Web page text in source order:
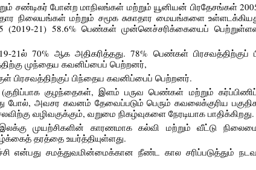
சண்டிகர் போன்ற மாநிலங்கள் மற்றும் யூனியன் பிரதேசங்கள்
நிலையங்கள் மற்றும் சமூக சுகாதார மையங்களை
5 (2019-21) 58.6% பெண்கள் முன்னெச்சரிக்கையைப்
21ல் 70% ஆக அதிகரித்தது. 78% பெண்கள் பிரசவத்திற்குப்
முந்தைய கவனிப்பைப் பெற்றனர்,
பிரசவத்திற்குப் பிந்தைய கவனிப்பைப் பெற்றனர்.
குழந்தைகள், இளம் பருவ பெண்கள் மற்றும்
போல், அவசர கவனம் தேவைப்படும் பெரும் கவலைக்குரிய
வழிவகுக்கும், வறுமை நிகழ்வுகளை நேரடியாக பாதிக்கிறது.
முயற்சிகளின் காரணமாக கல்வி மற்றும் வீட்டு
தரத்தை உயர்த்தியுள்ளது.
என்பது சமத்துவமின்மைக்கான நீண்ட கால சரிப்படுத்தும்